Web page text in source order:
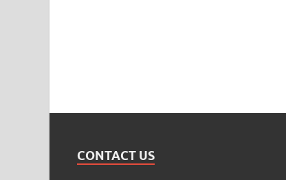
CONTACT US